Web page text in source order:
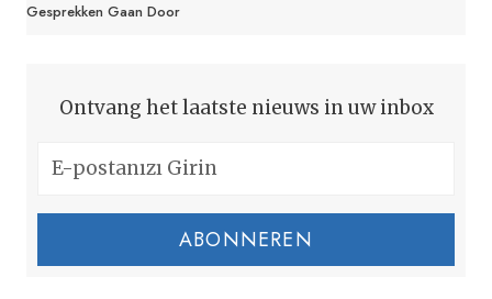
Gesprekken Gaan Door
Ontvang het laatste nieuws in uw inbox
ABONNEREN